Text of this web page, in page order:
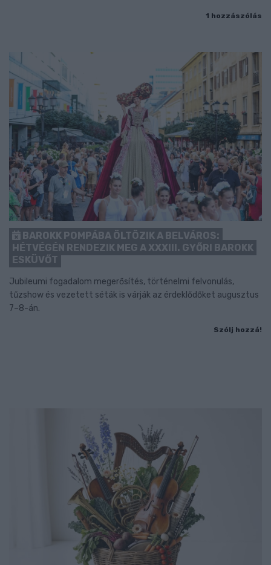
1 hozzászólás
BAROKK POMPÁBA ÖLTÖZIK A BELVÁROS:
HÉTVÉGÉN RENDEZIK MEG A XXXIII. GYŐRI BAROKK
ESKÜVŐT
Jubileumi fogadalom megerősítés, történelmi felvonulás,
tűzshow és vezetett séták is várják az érdeklődőket augusztus
7–8-án.
Szólj hozzá!